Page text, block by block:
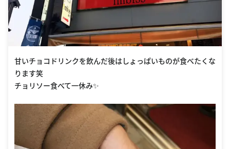
甘いチョコドリンクを飲んだ後はしょっぱいものが食べたくな
ります笑
チョリソー食べて一休み✨